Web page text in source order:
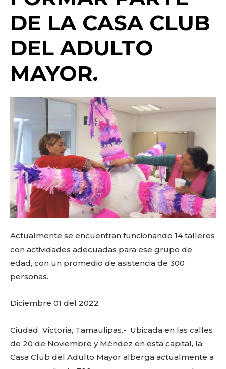
k
DE LA CASA CLUB
DEL ADULTO
MAYOR.
Actualmente se encuentran funcionando 14 talleres
con actividades adecuadas para ese grupo de
edad, con un promedio de asistencia de 300
personas.
Diciembre 01 del 2022
Ciudad Victoria, Tamaulipas.- Ubicada en las calles
de 20 de Noviembre y Méndez en esta capital, la
Casa Club del Adulto Mayor alberga actualmente a